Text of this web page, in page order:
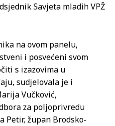
Savjeta mladih VPŽ
na ovom panelu,
i posvećeni svom
s izazovima u
sudjelovala je i
Vučković,
za poljoprivredu
Petir, župan Brodsko-